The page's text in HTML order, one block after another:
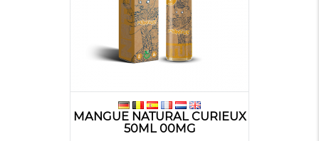
MANGUE NATURAL CURIEUX
50ML 00MG